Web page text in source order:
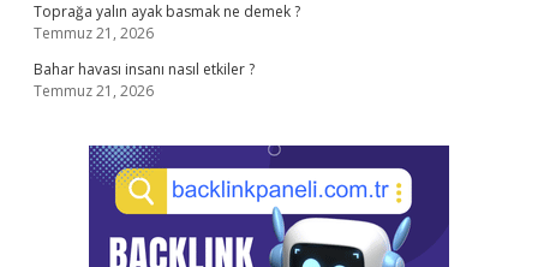
Toprağa yalın ayak basmak ne demek ?
Temmuz 21, 2026
Bahar havası insanı nasıl etkiler ?
Temmuz 21, 2026